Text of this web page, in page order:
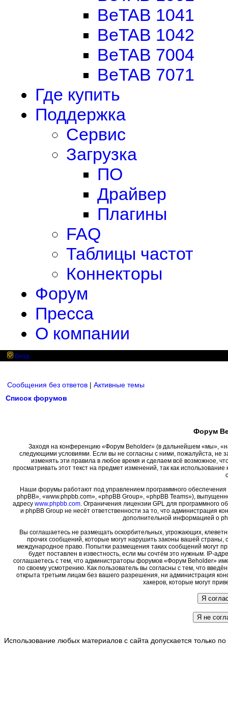
BeTAB 1041
BeTAB 1042
BeTAB 7004
BeTAB 7071
Где купить
Поддержка
Сервис
Загрузка
ПО
Драйвер
Плагины
FAQ
Таблицы частот
Коннекторы
Форум
Пресса
О компании
Вход
Сообщения без ответов | Активные темы
Список форумов
Форум
Заходя на конференцию «Форум Beholder» (в дальнейшем «мы»,
следующими условиями. Если вы не согласны с ними, пожалуйста, не
изменять эти правила в любое время и сделаем всё возможное,
просматривать этот текст на предмет изменений, так как
Наши форумы работают под управлением программного
phpBB», «www.phpbb.com», «phpBB Group», «phpBB Teams»),
адресу www.phpbb.com. Ограничения лицензии GPL для программного
и phpBB Group не несёт ответственности за то, что администрация
дополнительной информацией о
Вы соглашаетесь не размещать оскорбительных, угрожающих,
прочих сообщений, которые могут нарушить законы вашей страны,
международное право. Попытки размещения таких сообщений могут
будет поставлен в известность, если мы сочтём это нужным. IP-
соглашаетесь с тем, что администраторы форумов «Форум Beholder»
по своему усмотрению. Как пользователь вы согласны с тем, что
открыта третьим лицам без вашего разрешения, ни администрация
хакеров, которые могут
Использование любых материалов с сайта допускается только